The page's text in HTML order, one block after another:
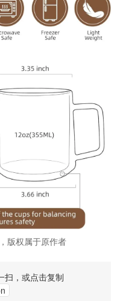
版权属于原作者
扫，或点击复制